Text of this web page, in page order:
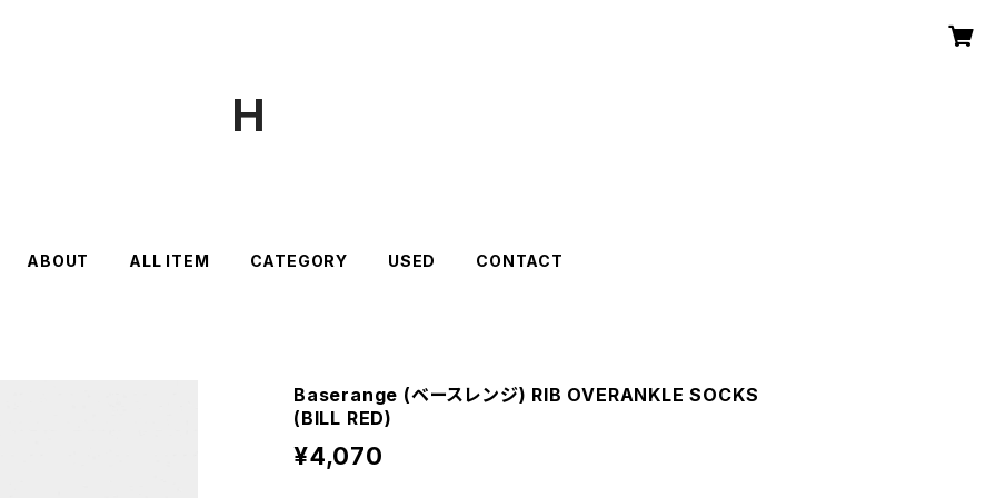
H
ABOUT ALL ITEM CATEGORY USED CONTACT
Baserange (ベースレンジ) RIB OVERANKLE SOCKS
(BILL RED)
¥4,070